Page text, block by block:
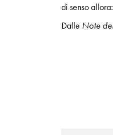
di senso
Dalle Note